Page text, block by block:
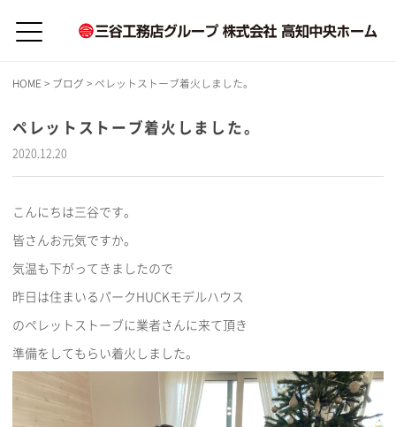
HOME > ブログ > ペレットストーブ着火しました。
ペレットストーブ着火しました。
2020.12.20
こんにちは三谷です。
皆さんお元気ですか。
気温も下がってきましたので
昨日は住まいるパークHUCKモデルハウス
のペレットストーブに業者さんに来て頂き
準備をしてもらい着火しました。